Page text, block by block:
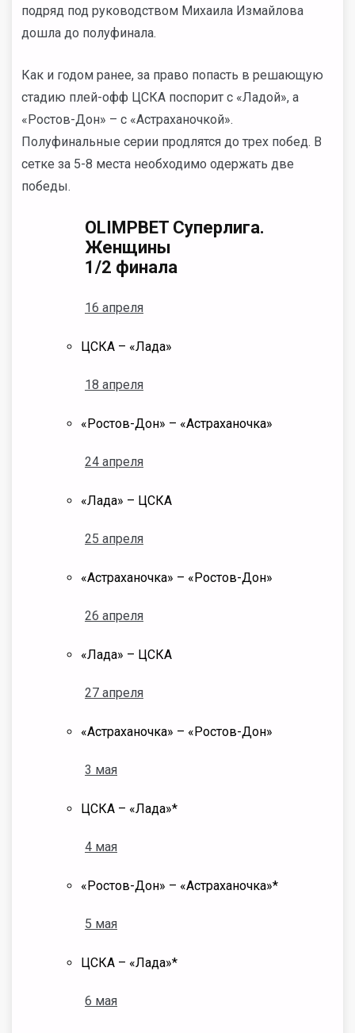
подряд под руководством Михаила Измайлова
дошла до полуфинала.
Как и годом ранее, за право попасть в решающую
стадию плей-офф ЦСКА поспорит с «Ладой», а
«Ростов-Дон» – с «Астраханочкой».
Полуфинальные серии продлятся до трех побед. В
сетке за 5-8 места необходимо одержать две
победы.
OLIMPBET Суперлига.
Женщины
1/2 финала
16 апреля
ЦСКА – «Лада»
18 апреля
«Ростов-Дон» – «Астраханочка»
24 апреля
«Лада» – ЦСКА
25 апреля
«Астраханочка» – «Ростов-Дон»
26 апреля
«Лада» – ЦСКА
27 апреля
«Астраханочка» – «Ростов-Дон»
3 мая
ЦСКА – «Лада»*
4 мая
«Ростов-Дон» – «Астраханочка»*
5 мая
ЦСКА – «Лада»*
6 мая